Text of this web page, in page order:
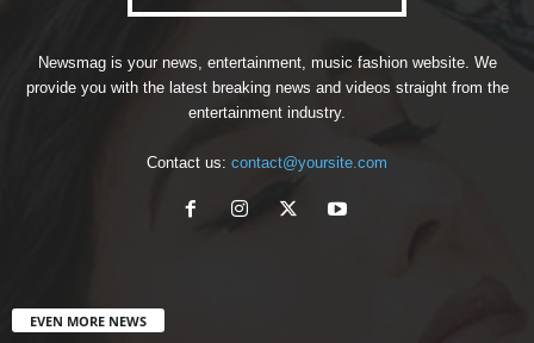
Newsmag is your news, entertainment, music fashion website. We
provide you with the latest breaking news and videos straight from the
entertainment industry.
Contact us: contact@yoursite.com
EVEN MORE NEWS